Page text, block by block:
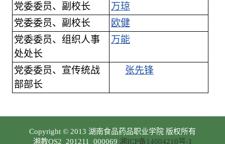
党委委员、副校长
万琼
党委委员、副校长
欧健
党委委员、组织人事
处处长
万能
党委委员、宣传统战
部部长
张先锋
Copyright © 2013 湖南食品药品职业学院 版权所有
湘教QS2_201211_000069 湘ICP备14004210号-1